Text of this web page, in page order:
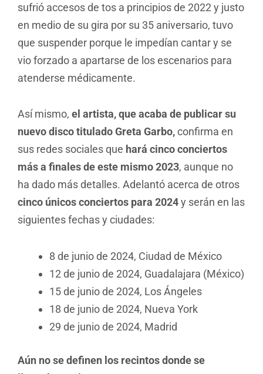
sufrió accesos de tos a principios de 2022 y justo
en medio de su gira por su 35 aniversario, tuvo
que suspender porque le impedían cantar y se
vio forzado a apartarse de los escenarios para
atenderse médicamente.
Así mismo, el artista, que acaba de publicar su
nuevo disco titulado Greta Garbo,confirma en
sus redes sociales que hará cinco conciertos
más a finales de este mismo 2023, aunque no
ha dado más detalles. Adelantó acerca de otros
cinco únicos conciertos para 2024y serán en las
siguientes fechas y ciudades:
8 de junio de 2024, Ciudad de México
12 de junio de 2024, Guadalajara (México)
15 de junio de 2024, Los Ángeles
18 de junio de 2024, Nueva York
29 de junio de 2024, Madrid
Aún no se definen los recintos donde se